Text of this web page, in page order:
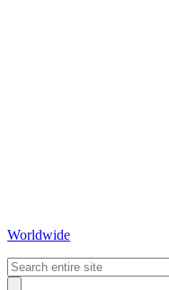
Worldwide